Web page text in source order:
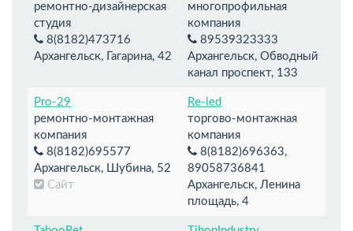
ремонтно-дизайнерская
студия
8(8182)473716
Архангельск, Гагарина, 42
многопрофильная
компания
89539323333
Архангельск, Обводный
канал проспект, 133
Pro-29
ремонтно-монтажная
компания
8(8182)695577
Архангельск, Шубина, 52
Сайт
Re-led
торгово-монтажная
компания
8(8182)696363,
89058736841
Архангельск, Ленина
площадь, 4